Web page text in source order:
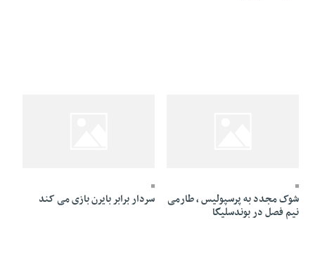
شوک مجدد به پرسپولیس ، طارمی
نیم فصل در بوندسلیگا
سردار برابر بایرن بازی می کند